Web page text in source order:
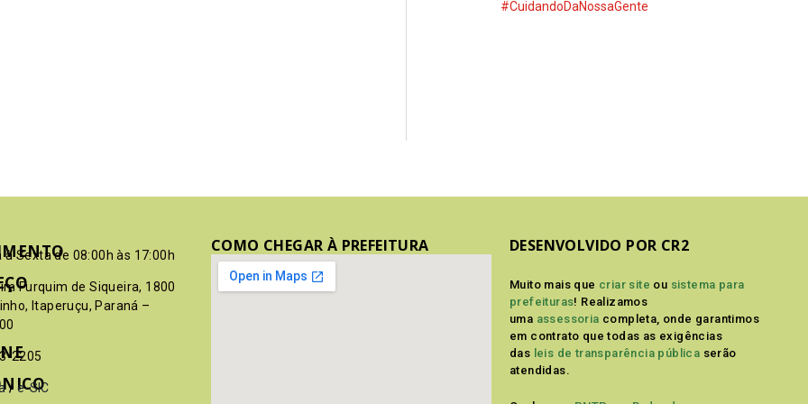
#CuidandoDaNossaGente
à Sexta de 08:00h às 17:00h
Furquim de Siqueira, 1800
Itaperuçu, Paraná –
2205
/ e-SIC
COMO CHEGAR À PREFEITURA DESENVOLVIDO POR CR2
Muito mais que criar site ou sistema para
prefeituras! Realizamos
uma assessoria completa, onde garantimos
em contrato que todas as exigências
das leis de transparência pública serão
atendidas.